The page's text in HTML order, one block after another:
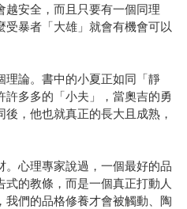
越安全，而且只要有一個同理
受暴者「大雄」就會有機會可以
理論。書中的小夏正如同「靜
多多的「小夫」，當奧吉的勇
，他也就真正的長大且成熟，
心理專家說過，一個最好的品
的教條，而是一個真正打動人
們的品格修養才會被觸動、陶